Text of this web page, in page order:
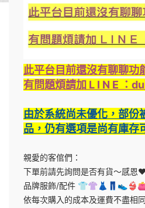
此平台目前還沒有聊聊功
有問題煩請加 L I N E ：
由於系統尚未優化，部份
品，仍有選項是尚有庫存
親愛的客倌們：
下單前請先詢問是否有貨～感恩❤️
品牌服飾/配件
依每次購入的成本及運費不盡相